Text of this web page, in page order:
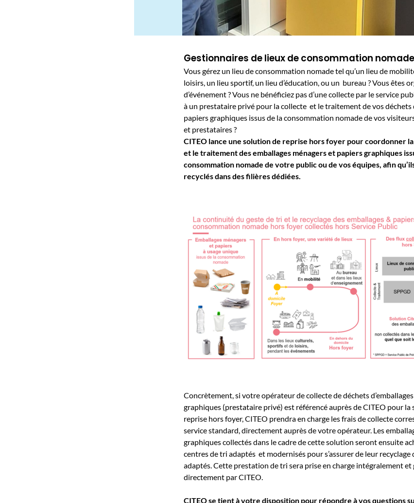
Gestionnaires de lieux de consommation nomade
Vous gérez un lieu de consommation nomade tel qu’un lieu de
loisirs, un lieu sportif, un lieu d’éducation, ou un bureau ? Vous êtes
d’événement ? Vous ne bénéficiez pas d’une collecte par le service
à un prestataire privé pour la collecte et le traitement de vos déchets
papiers graphiques issus de la consommation nomade de vos
et prestataires ?
CITEO lance une solution de reprise hors foyer pour coordonner
et le traitement des emballages ménagers et papiers graphiques
consommation nomade de votre public ou de vos équipes, afin
recyclés dans des filières dédiées.
Concrètement, si votre opérateur de collecte de déchets
graphiques (prestataire privé) est référencé auprès de CITEO pour la
reprise hors foyer, CITEO prendra en charge les frais de collecte
service standard, directement auprès de votre opérateur. Les
graphiques collectés dans le cadre de cette solution seront ensuite
centres de tri adaptés et modernisés pour s’assurer de leur recyclage
adaptés. Cette prestation de tri sera prise en charge intégralement et
directement par CITEO.
CITEO se tient à votre disposition pour répondre à vos questions